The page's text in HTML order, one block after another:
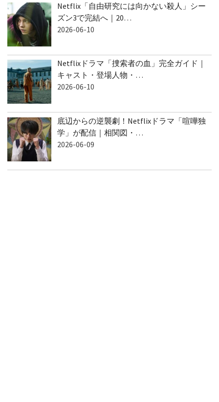
Netflix「自由研究には向かない殺人」シー
ズン3で完結へ｜20…
2026-06-10
Netflixドラマ「捜索者の血」完全ガイド｜
キャスト・登場人物・…
2026-06-10
底辺からの逆襲劇！Netflixドラマ「喧嘩独
学」が配信｜相関図・…
2026-06-09